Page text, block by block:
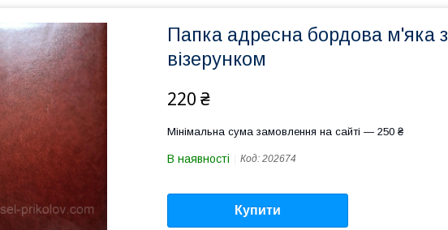
Папка адресна бордова м'яка з
візерунком
220 ₴
Мінімальна сума замовлення на сайті — 250 ₴
В наявності Код: 202674
Купити